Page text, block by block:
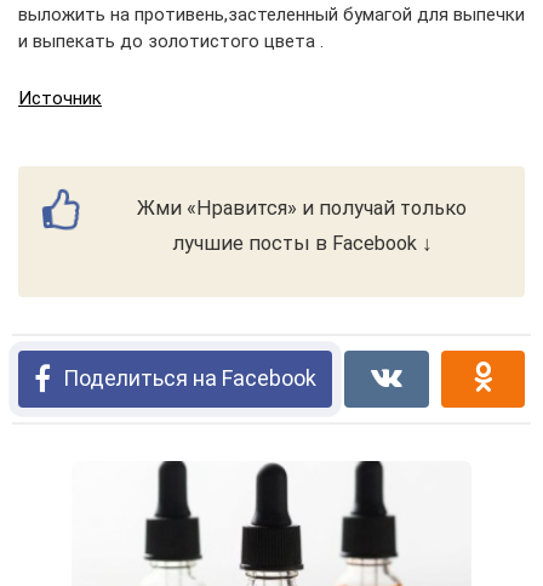
выложить на противень,застеленный бумагой для выпечки
и выпекать до золотистого цвета .
Источник
Жми «Нравится» и получай только
лучшие посты в Facebook ↓
Поделиться на Facebook